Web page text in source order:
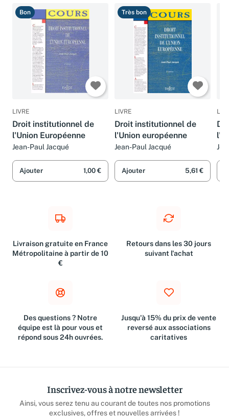
Bon
LIVRE
Droit institutionnel de
l'Union Européenne
Jean-Paul Jacqué
Ajouter 1,00 €
Très bon
LIVRE
Droit institutionnel de
l'Union européenne
Jean-Paul Jacqué
Ajouter 5,61 €
éd.
Livraison gratuite en France
Métropolitaine à partir de 10
€
Retours dans les 30 jours
suivant l'achat
Des questions ? Notre
équipe est là pour vous et
répond sous 24h ouvrées.
Jusqu'à 15% du prix de vente
reversé aux associations
caritatives
Inscrivez-vous à notre newsletter
Ainsi, vous serez tenu au courant de toutes nos promotions
exclusives, offres et nouvelles arrivées !